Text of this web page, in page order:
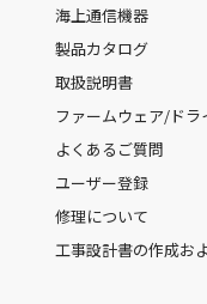
海上通信機器
製品カタログ
取扱説明書
ファームウェア/ドラ
よくあるご質問
ユーザー登録
修理について
工事設計書の作成お